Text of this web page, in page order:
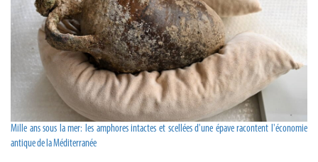
Mille ans sous la mer: les amphores intactes et scellées d'une épave racontent l'économie
antique de la Méditerranée